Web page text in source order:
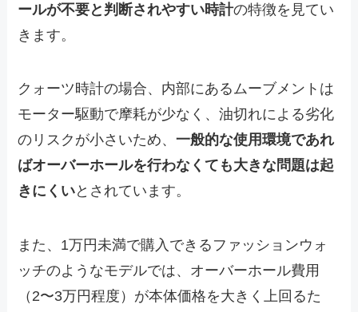
ールが不要と判断されやすい時計の特徴を見てい
きます。
クォーツ時計の場合、内部にあるムーブメントは
モーター駆動で摩耗が少なく、油切れによる劣化
のリスクが小さいため、一般的な使用環境であれ
ばオーバーホールを行わなくても大きな問題は起
きにくいとされています。
また、1万円未満で購入できるファッションウォ
ッチのようなモデルでは、オーバーホール費用
（2〜3万円程度）が本体価格を大きく上回るた